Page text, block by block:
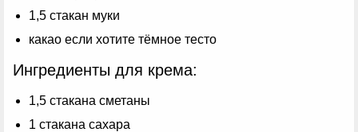
1,5 стакан муки
какао если хотите тёмное тесто
Ингредиенты для крема:
1,5 стакана сметаны
1 стакана сахара